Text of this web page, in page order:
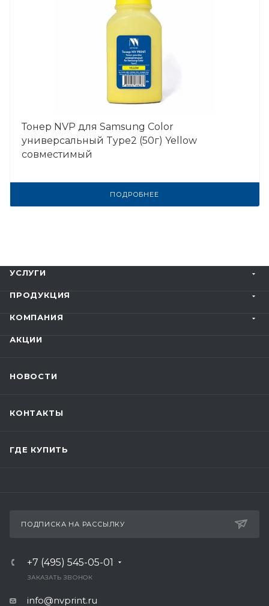
Тонер NVP для Samsung Color
универсальный Type2 (50г) Yellow
совместимый
ПОДРОБНЕЕ
УСЛУГИ
ПРОДУКЦИЯ
КОМПАНИЯ
АКЦИИ
НОВОСТИ
КОНТАКТЫ
ГДЕ КУПИТЬ
ПОДПИСКА НА РАССЫЛКУ
+7 (495) 545-05-01
ЗАКАЗАТЬ ЗВОНОК
info@nvprint.ru